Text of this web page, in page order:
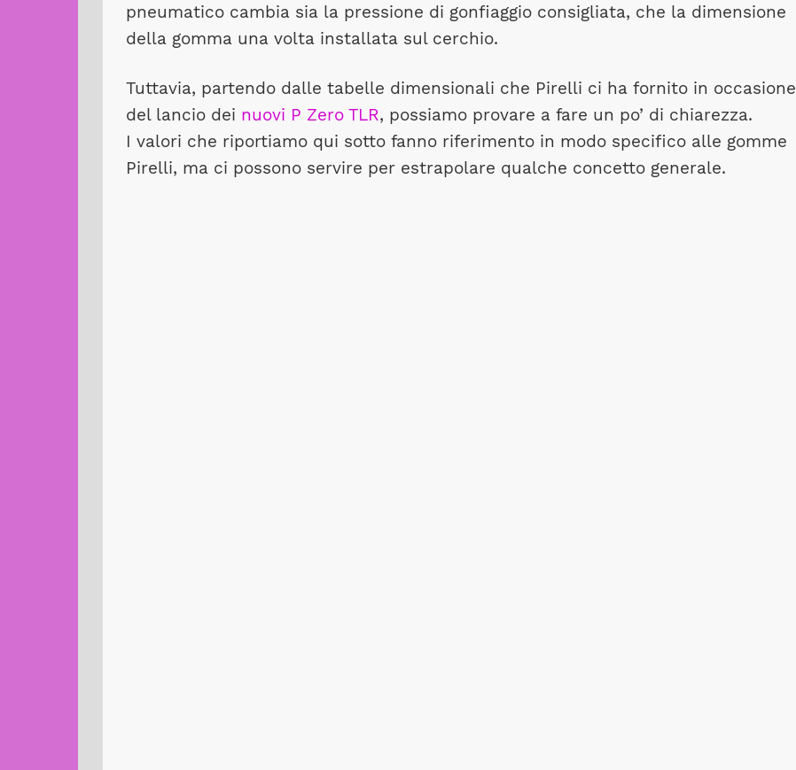
pneumatico cambia sia la pressione di gonfiaggio consigliata, che la dimensione
della gomma una volta installata sul cerchio.
Tuttavia, partendo dalle tabelle dimensionali che Pirelli ci ha fornito in occasione
del lancio dei nuovi P Zero TLR, possiamo provare a fare un po’ di chiarezza.
I valori che riportiamo qui sotto fanno riferimento in modo specifico alle gomme
Pirelli, ma ci possono servire per estrapolare qualche concetto generale.